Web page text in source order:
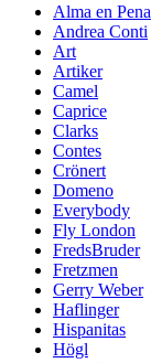
Alma en Pena
Andrea Conti
Art
Artiker
Camel
Caprice
Clarks
Contes
Crönert
Domeno
Everybody
Fly London
FredsBruder
Fretzmen
Gerry Weber
Haflinger
Hispanitas
Högl